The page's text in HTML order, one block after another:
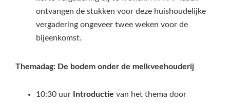
ontvangen de stukken voor deze huishoudelijke
vergadering ongeveer twee weken voor de
bijeenkomst.
Themadag: De bodem onder de melkveehouderij
10:30 uur Introductie van het thema door